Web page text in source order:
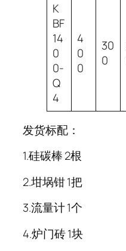
K
BF
14
0
0-
Q
4
4
0
0
30
0
发货标配：
1.硅碳棒 2根
2.坩埚钳 1把
3.流量计 1个
4.炉门砖 1块